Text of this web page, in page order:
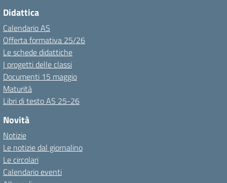
Didattica
Calendario AS
Offerta formativa 25/26
Le schede didattiche
I progetti delle classi
Documenti 15 maggio
Maturità
Libri di testo AS 25-26
Novità
Notizie
Le notizie dal giornalino
Le circolari
Calendario eventi